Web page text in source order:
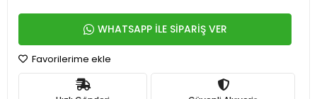
WHATSAPP İLE SİPARİŞ VER
Favorilerime ekle